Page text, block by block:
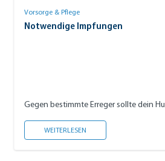
Vorsorge & Pflege
Notwendige Impfungen
Gegen bestimmte Erreger sollte dein
WEITERLESEN